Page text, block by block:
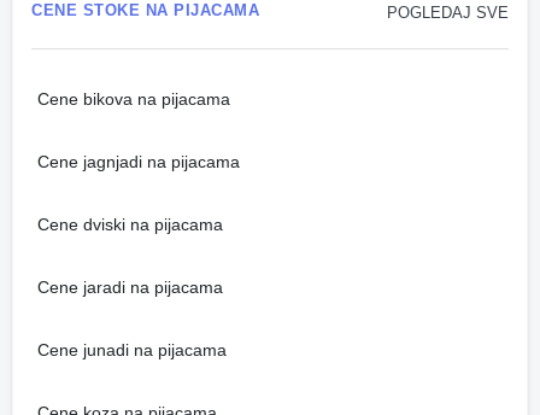
POGLEDAJ SVE
CENE STOKE NA PIJACAMA
Cene bikova na pijacama
Cene jagnjadi na pijacama
Cene dviski na pijacama
Cene jaradi na pijacama
Cene junadi na pijacama